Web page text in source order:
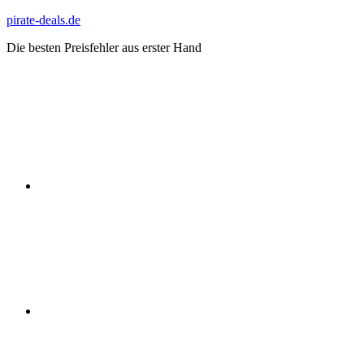
Zum
springen
pirate-deals.de
Die besten Preisfehler aus erster Hand